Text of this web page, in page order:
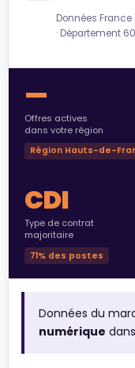
Données France
· Département 60
—
Offres actives
dans votre région
Région Hauts-de-
CDI
Type de contrat
majoritaire
71% des postes
Données du
numérique